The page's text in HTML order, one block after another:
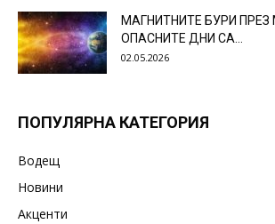
МАГНИТНИТЕ БУРИ ПРЕЗ
ОПАСНИТЕ ДНИ СА…
02.05.2026
ПОПУЛЯРНА КАТЕГОРИЯ
Водещ
Новини
Акценти